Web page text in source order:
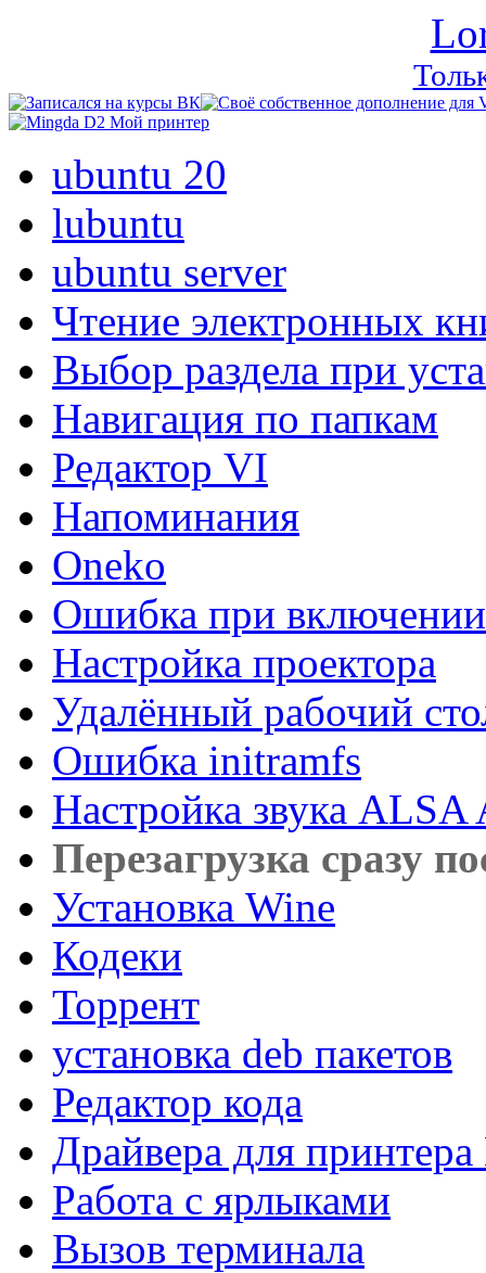
ubuntu 20
lubuntu
ubuntu server
Чтение электронных
Выбор раздела при
Навигация по папкам
Редактор VI
Напоминания
Oneko
Ошибка при включении
Настройка проектора
Удалённый рабочий
Ошибка initramfs
Настройка звука
Перезагрузка сразу
Установка Wine
Кодеки
Торрент
установка deb пакетов
Редактор кода
Драйвера для
Работа с ярлыками
Вызов терминала